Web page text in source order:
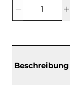
Beschreibung